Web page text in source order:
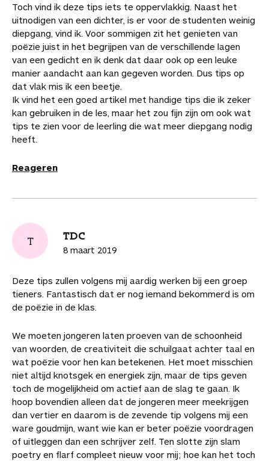
Toch vind ik deze tips iets te oppervlakkig. Naast het
uitnodigen van een dichter, is er voor de studenten weinig
diepgang, vind ik. Voor sommigen zit het genieten van
poëzie juist in het begrijpen van de verschillende lagen
van een gedicht en ik denk dat daar ook op een leuke
manier aandacht aan kan gegeven worden. Dus tips op
dat vlak mis ik een beetje.
Ik vind het een goed artikel met handige tips die ik zeker
kan gebruiken in de les, maar het zou fijn zijn om ook wat
tips te zien voor de leerling die wat meer diepgang nodig
heeft.
Reageren
T TDC
8 maart 2019
Deze tips zullen volgens mij aardig werken bij een groep
tieners. Fantastisch dat er nog iemand bekommerd is om
de poëzie in de klas.
We moeten jongeren laten proeven van de schoonheid
van woorden, de creativiteit die schuilgaat achter taal en
wat poëzie voor hen kan betekenen. Het moet misschien
niet altijd knotsgek en energiek zijn, maar de tips geven
toch de mogelijkheid om actief aan de slag te gaan. Ik
hoop bovendien alleen dat de jongeren meer meekrijgen
dan vertier en daarom is de zevende tip volgens mij een
ware goudmijn, want wie kan er beter poëzie voordragen
of uitleggen dan een schrijver zelf. Ten slotte zijn slam
poetry en flarf compleet nieuw voor mij; hoe kan het toch